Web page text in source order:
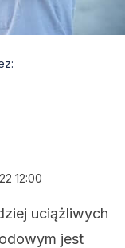
12:00
uciążliwych
jest